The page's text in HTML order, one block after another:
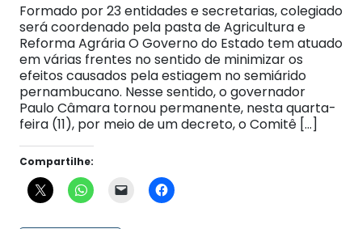
Formado por 23 entidades e secretarias, colegiado
será coordenado pela pasta de Agricultura e
Reforma Agrária O Governo do Estado tem atuado
em várias frentes no sentido de minimizar os
efeitos causados pela estiagem no semiárido
pernambucano. Nesse sentido, o governador
Paulo Câmara tornou permanente, nesta quarta-
feira (11), por meio de um decreto, o Comitê […]
Compartilhe: